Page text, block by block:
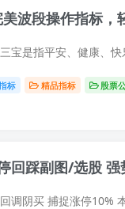
波段操作指标，
标 精品指标 股票
回踩副图/选股